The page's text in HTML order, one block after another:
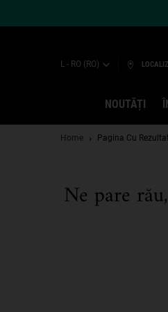
L - RO (RO)
NOUTĂȚI
Home Pagina Cu
Ne pare